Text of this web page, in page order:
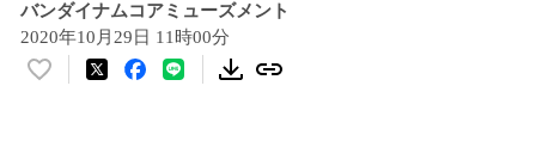
バンダイナムコアミューズメント
2020年10月29日 11時00分
い